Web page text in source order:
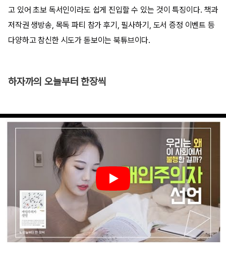
고 있어 초보 독서인이라도 쉽게 진입할 수 있는 것이 특징이다. 책과
저작권 생방송, 목독 파티 참가 후기, 필사하기, 도서 증정 이벤트 등
다양하고 참신한 시도가 돋보이는 북튜브이다.
하자까의 오늘부터 한장씩